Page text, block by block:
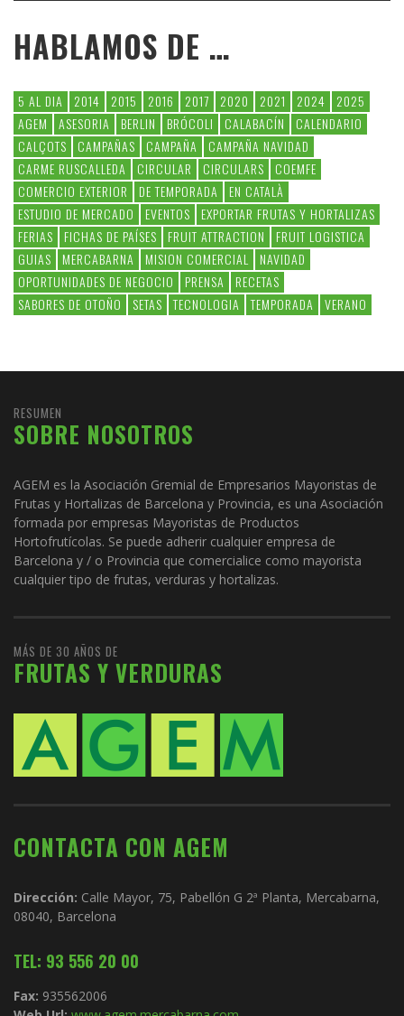
HABLAMOS DE …
5 AL DIA 2014 2015 2016 2017 2020 2021 2024
2025
AGEM
ASESORIA BERLIN BRÓCOLI CALABACÍN
CALENDARIO
CALÇOTS
CAMPAÑAS CAMPAÑA
CAMPAÑA NAVIDAD
CARME RUSCALLEDA
CIRCULAR CIRCULARS
COEMFE
COMERCIO EXTERIOR
DE TEMPORADA
EN CATALÀ
ESTUDIO DE MERCADO
EVENTOS
EXPORTAR FRUTAS Y HORTALIZAS
FERIAS
FICHAS DE PAÍSES FRUIT ATTRACTION
FRUIT LOGISTICA
GUIAS
MERCABARNA MISION COMERCIAL
NAVIDAD
OPORTUNIDADES DE NEGOCIO
PRENSA
RECETAS
SABORES DE OTOÑO
SETAS TECNOLOGIA TEMPORADA VERANO
RESUMEN
SOBRE NOSOTROS
AGEM es la Asociación Gremial de Empresarios Mayoristas de
Frutas y Hortalizas de Barcelona y Provincia, es una Asociación
formada por empresas Mayoristas de Productos
Hortofrutícolas. Se puede adherir cualquier empresa de
Barcelona y / o Provincia que comercialice como mayorista
cualquier tipo de frutas, verduras y hortalizas.
MÁS DE 30 AÑOS DE
FRUTAS Y VERDURAS
CONTACTA CON AGEM
Dirección: Calle Mayor, 75, Pabellón G 2ª Planta, Mercabarna,
08040, Barcelona
TEL: 93 556 20 00
Fax: 935562006